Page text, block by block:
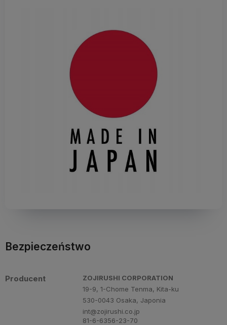
Bezpieczeństwo
Producent
ZOJIRUSHI CORPORATION
19-9, 1-Chome Tenma, Kita-ku
530-0043 Osaka, Japonia
int@zojirushi.co.jp
81-6-6356-23-70